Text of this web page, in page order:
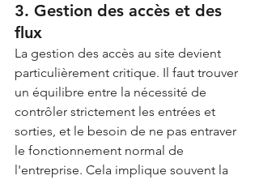
3. Gestion des accès et des
flux
La gestion des accès au site devient
particulièrement critique. Il faut trouver
un équilibre entre la nécessité de
contrôler strictement les entrées et
sorties, et le besoin de ne pas entraver
le fonctionnement normal de
l'entreprise. Cela implique souvent la